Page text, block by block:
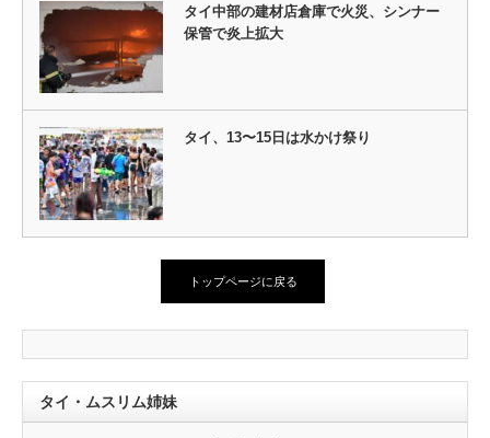
タイ中部の建材店倉庫で火災、シンナー
保管で炎上拡大
タイ、13〜15日は水かけ祭り
トップページに戻る
タイ・ムスリム姉妹